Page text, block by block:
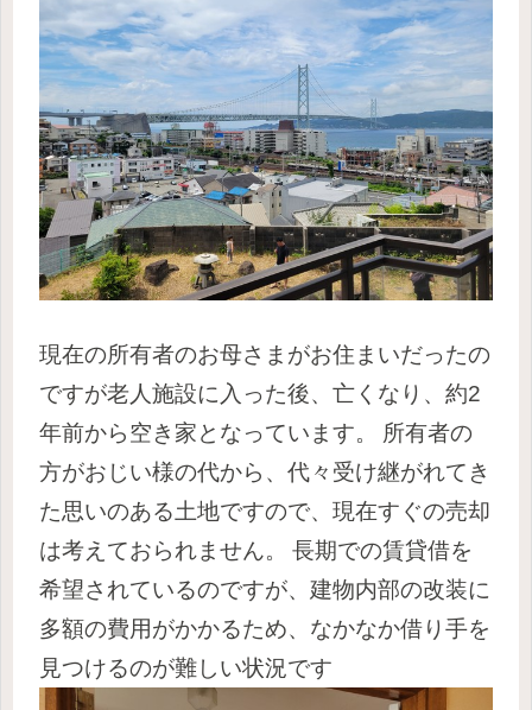
現在の所有者のお母さまがお住まいだったの
ですが老人施設に入った後、亡くなり、約2
年前から空き家となっています。
所有者の
方がおじい様の代から、代々受け継がれてき
た思いのある土地ですので、現在すぐの売却
は考えておられません。
長期での賃貸借を
希望されているのですが、建物内部の改装に
多額の費用がかかるため、なかなか借り手を
見つけるのが難しい状況です